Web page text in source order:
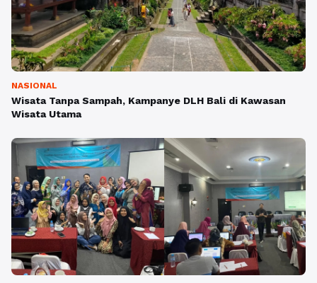
NASIONAL
Wisata Tanpa Sampah, Kampanye DLH Bali di Kawasan
Wisata Utama